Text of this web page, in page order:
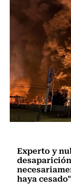
Experto y
haya cesado"